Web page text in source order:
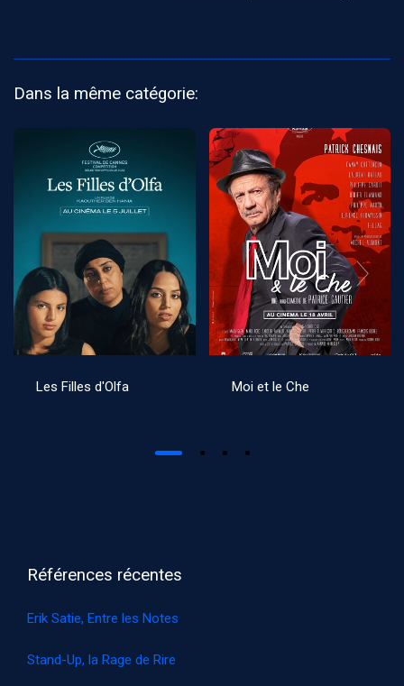
Dans la même catégorie:
Les Filles d'Olfa Moi et le Che
Références récentes
Erik Satie, Entre les Notes
Stand-Up, la Rage de Rire